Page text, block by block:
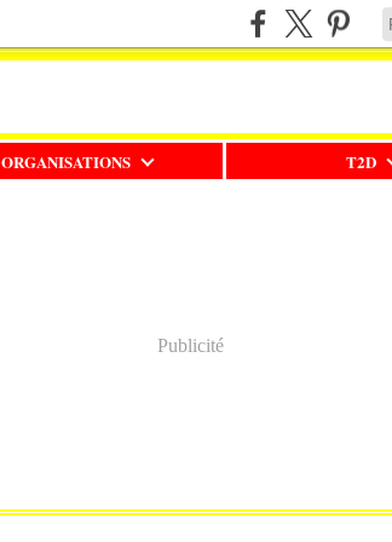
ORGANISATIONS T2D
Publicité